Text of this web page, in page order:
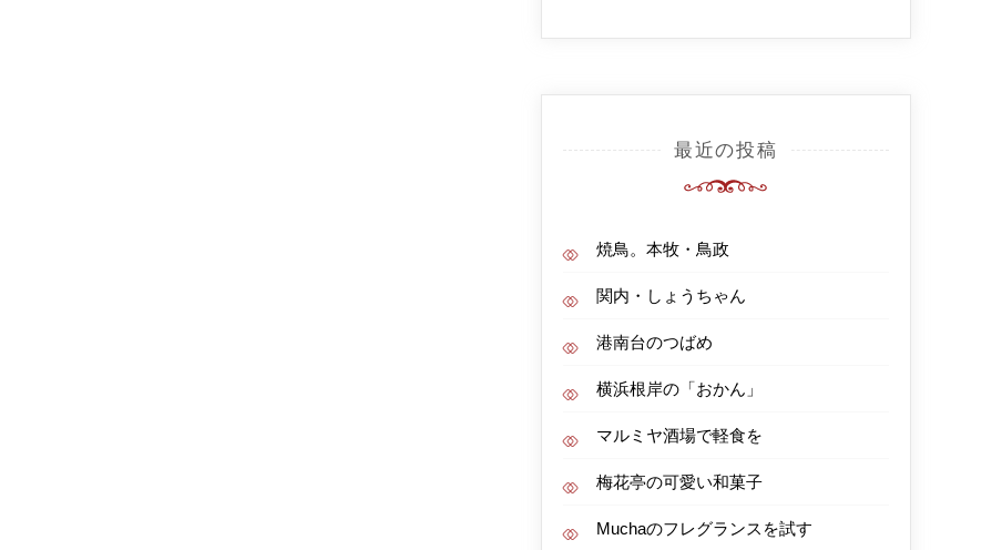
最近の投稿
焼鳥。本牧・鳥政
関内・しょうちゃん
港南台のつばめ
横浜根岸の「おかん」
マルミヤ酒場で軽食を
梅花亭の可愛い和菓子
Muchaのフレグランスを試す